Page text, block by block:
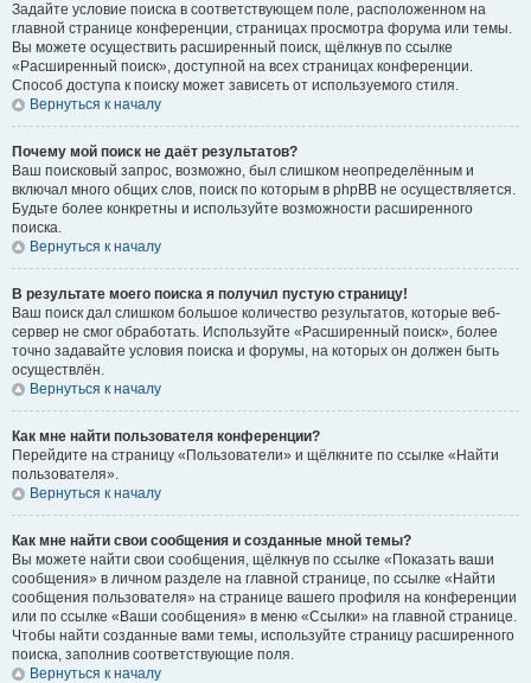
Задайте условие поиска в соответствующем поле, расположенном на
главной странице конференции, страницах просмотра форума или темы.
Вы можете осуществить расширенный поиск, щёлкнув по ссылке
«Расширенный поиск», доступной на всех страницах конференции.
Способ доступа к поиску может зависеть от используемого стиля.
Вернуться к началу
Почему мой поиск не даёт результатов?
Ваш поисковый запрос, возможно, был слишком неопределённым и
включал много общих слов, поиск по которым в phpBB не осуществляется.
Будьте более конкретны и используйте возможности расширенного
поиска.
Вернуться к началу
В результате моего поиска я получил пустую страницу!
Ваш поиск дал слишком большое количество результатов, которые веб-
сервер не смог обработать. Используйте «Расширенный поиск», более
точно задавайте условия поиска и форумы, на которых он должен быть
осуществлён.
Вернуться к началу
Как мне найти пользователя конференции?
Перейдите на страницу «Пользователи» и щёлкните по ссылке «Найти
пользователя».
Вернуться к началу
Как мне найти свои сообщения и созданные мной темы?
Вы можете найти свои сообщения, щёлкнув по ссылке «Показать ваши
сообщения» в личном разделе на главной странице, по ссылке «Найти
сообщения пользователя» на странице вашего профиля на конференции
или по ссылке «Ваши сообщения» в меню «Ссылки» на главной странице.
Чтобы найти созданные вами темы, используйте страницу расширенного
поиска, заполнив соответствующие поля.
Вернуться к началу